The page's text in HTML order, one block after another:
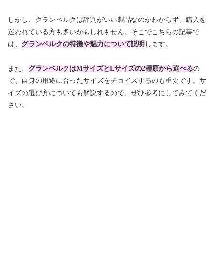
しかし、グランベルクは評判がいい製品なのかわからず、購入を
迷われている方も多いかもしれもせん。そこでこちらの記事で
は、 グランベルクの特徴や魅力について説明 します。
また、 グランベルクはMサイズとLサイズの2種類から選べるの
で、自身の用途に合ったサイズをチョイスするのも重要です。サ
イズの選び方についても解説するので、ぜひ参考にしてみてくだ
さい。